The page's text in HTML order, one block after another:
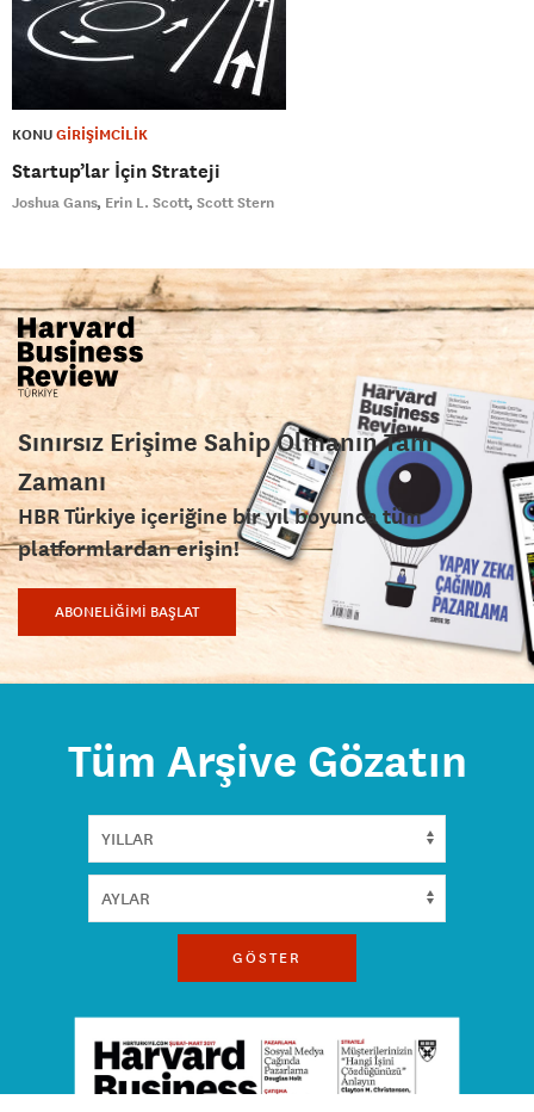
KONUGİRİŞİMCİLİK
Startup’lar İçin Strateji
Joshua Gans Erin L. Scott Scott Stern
Sınırsız Erişime Sahip Olmanın Tam
Zamanı
HBR Türkiye içeriğine bir yıl boyunca tüm
platformlardan erişin!
ABONELİĞİMİ BAŞLAT
Tüm Arşive Gözatın
GÖSTER